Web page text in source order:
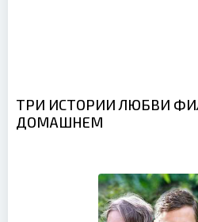
ТРИ ИСТОРИИ ЛЮБВИ
ДОМАШНЕМ